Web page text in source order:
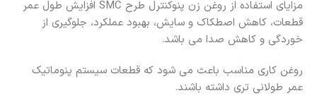
مزایای استفاده از روغن زن پنوکنترل طرح SMC افزایش طول عمر
قطعات، کاهش اصطکاک و سایش، بهبود عملکرد، جلوگیری از
خوردگی و کاهش صدا می باشد.
روغن‌ کاری مناسب باعث می‌ شود که قطعات سیستم پنوماتیک
عمر طولانی‌ تری داشته باشند.